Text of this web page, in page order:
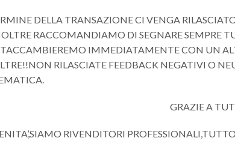
DELLA TRANSAZIONE CI VENGA
RACCOMANDIAMO DI SEGNARE SEMPRE
IMMEDIATAMENTE CON UN
RILASCIATE FEEDBACK NEGATIVI O
GRAZIE A
RIVENDITORI